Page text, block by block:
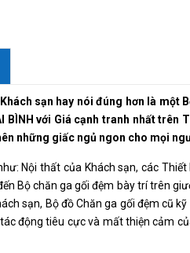
sạn hay nói đúng hơn là một
với Giá cạnh tranh nhất trên
những giấc ngủ ngon cho mọi
Nội thất của Khách sạn, các
Bộ chăn ga gối đệm bày trí trên
sạn, Bộ đồ Chăn ga gối đệm cũ
động tiêu cực và mất thiện cảm